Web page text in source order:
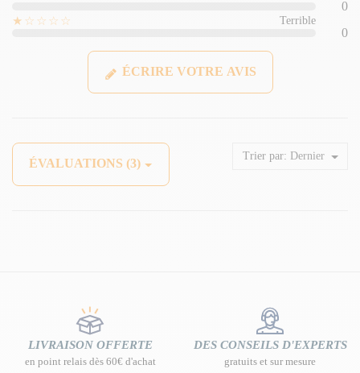
0
★☆☆☆☆
Terrible
0
ÉCRIRE VOTRE AVIS
ÉVALUATIONS (3)
Trier par: Dernier
LIVRAISON OFFERTE
en point relais dès 60€ d'achat
DES CONSEILS D'EXPERTS
gratuits et sur mesure